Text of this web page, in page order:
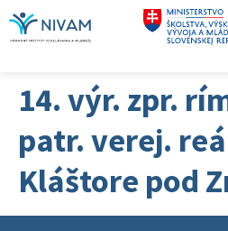
14. výr. zpr.
patr. verej.
Kláštore pod